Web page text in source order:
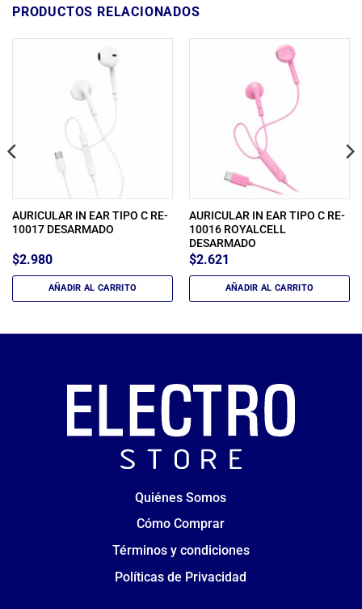
PRODUCTOS RELACIONADOS
AURICULAR IN EAR TIPO C RE-
10017 DESARMADO
$2.980
AÑADIR AL CARRITO
AURICULAR IN EAR TIPO C RE-
10016 ROYALCELL
DESARMADO
$2.621
AÑADIR AL CARRITO
Quiénes Somos
Cómo Comprar
Términos y condiciones
Políticas de Privacidad